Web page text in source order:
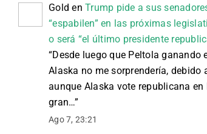
Gold en Trump pide a sus
“espabilen” en las próximas
o será “el último presidente
“Desde luego que Peltola ganando
Alaska no me sorprendería, debido
aunque Alaska vote republicana en
gran…”
Ago 7, 23:21